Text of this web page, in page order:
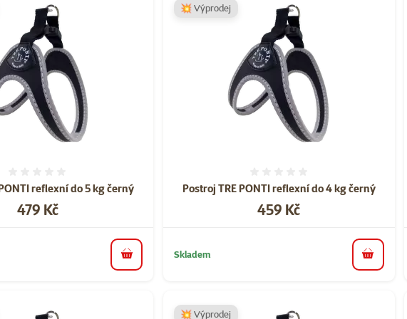
reflexní do 5 kg černý
Cena
479 Kč
do košíku
Postroj TRE PONTI reflexní do 4 kg černý
Cena
459 Kč
💥 Výprodej
Skladem do košíku
💥 Výprodej